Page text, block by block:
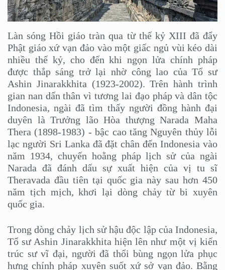
Làn sóng Hồi giáo tràn qua từ thế kỷ XIII đã đẩy
Phật giáo xứ vạn đảo vào một giấc ngủ vùi kéo dài
nhiều thế kỷ, cho đến khi ngọn lửa chính pháp
được thắp sáng trở lại nhờ công lao của Tổ sư
Ashin Jinarakkhita (1923-2002). Trên hành trình
gian nan dấn thân vì tương lai đạo pháp và dân tộc
Indonesia, ngài đã tìm thấy người đồng hành đại
duyên là Trưởng lão Hòa thượng Narada Maha
Thera (1898-1983) - bậc cao tăng Nguyên thủy lỗi
lạc người Sri Lanka đã đặt chân đến Indonesia vào
năm 1934, chuyến hoằng pháp lịch sử của ngài
Narada đã đánh dấu sự xuất hiện của vị tu sĩ
Theravada đầu tiên tại quốc gia này sau hơn 450
năm tịch mịch, khơi lại dòng chảy từ bi xuyên
quốc gia.
Trong dòng chảy lịch sử hậu độc lập của Indonesia,
Tổ sư Ashin Jinarakkhita hiện lên như một vị kiến
trúc sư vĩ đại, người đã thổi bùng ngọn lửa phục
hưng chính pháp xuyên suốt xứ sở vạn đảo. Bằng